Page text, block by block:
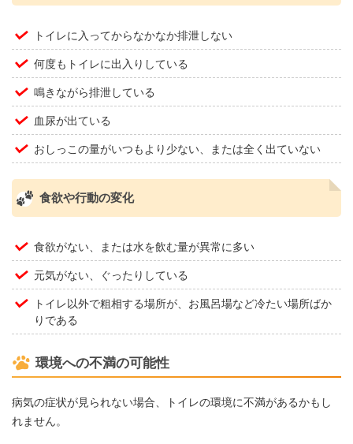
トイレに入ってからなかなか排泄しない
何度もトイレに出入りしている
鳴きながら排泄している
血尿が出ている
おしっこの量がいつもより少ない、または全く出ていない
食欲や行動の変化
食欲がない、または水を飲む量が異常に多い
元気がない、ぐったりしている
トイレ以外で粗相する場所が、お風呂場など冷たい場所ばか
りである
環境への不満の可能性
病気の症状が見られない場合、トイレの環境に不満があるかもし
れません。